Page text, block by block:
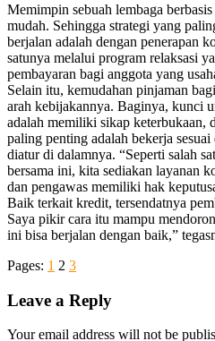
Memimpin sebuah lembaga
mudah. Sehingga strategi yang
berjalan adalah dengan penerapan
satunya melalui program relaksasi
pembayaran bagi anggota yang
Selain itu, kemudahan pinjaman
arah kebijakannya. Baginya, kunci
adalah memiliki sikap keterbukaan,
paling penting adalah bekerja
diatur di dalamnya. “Seperti salah
bersama ini, kita sediakan layanan
dan pengawas memiliki hak
Baik terkait kredit, tersendatnya
Saya pikir cara itu mampu
ini bisa berjalan dengan baik,”
Pages: 1 2 3
Leave a Reply
Your email address will not be